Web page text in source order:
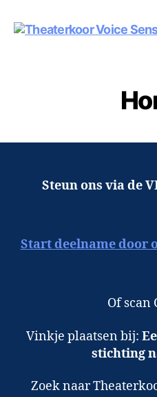
Steun ons via de
Start deelname door
Of scan
Vinkje plaatsen bij:
stichting
Zoek naar